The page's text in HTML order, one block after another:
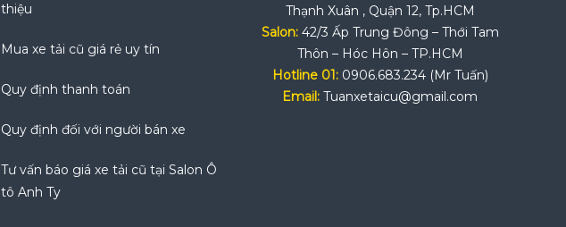
thiệu
Mua xe tải cũ giá rẻ uy tín
Quy định thanh toán
Quy định đối với người bán xe
Tư vấn báo giá xe tải cũ tại Salon Ô
tô Anh Ty
Thạnh Xuân , Quận 12, Tp.HCM
Salon: 42/3 Ấp Trung Đông – Thới Tam
Thôn – Hóc Hôn – TP.HCM
Hotline 01: 0906.683.234 (Mr Tuấn)
Email: Tuanxetaicu@gmail.com